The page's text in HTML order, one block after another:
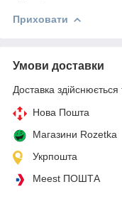
Приховати
Умови доставки
Доставка здійснюється
Нова Пошта
Магазини Rozetka
Укрпошта
Meest ПОШТА